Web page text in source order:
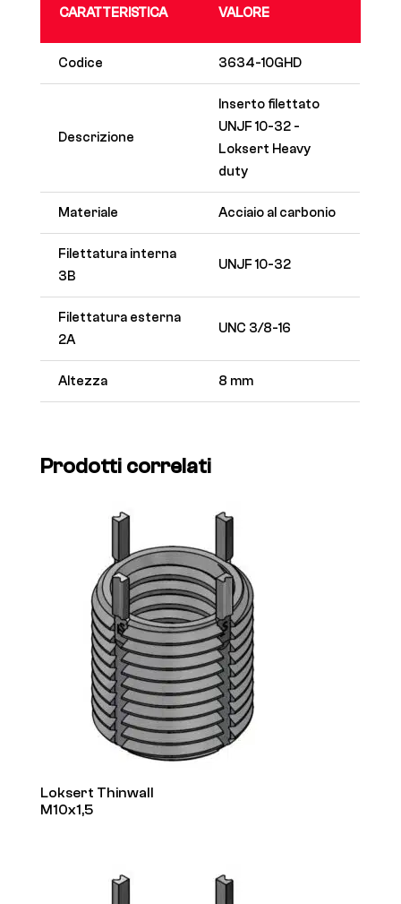
CARATTERISTICA VALORE
Codice 3634-10GHD
Descrizione
Inserto filettato
UNJF 10-32 -
Loksert Heavy
duty
Materiale Acciaio al carbonio
Filettatura interna
3B
UNJF 10-32
Filettatura esterna
2A
UNC 3/8-16
Altezza 8 mm
Prodotti correlati
Loksert Thinwall
M10x1,5